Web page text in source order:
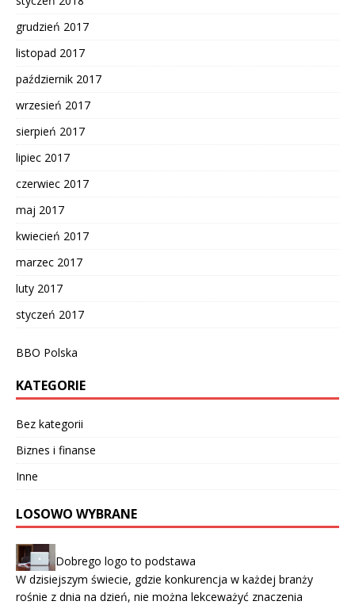
grudzień 2017
listopad 2017
październik 2017
wrzesień 2017
sierpień 2017
lipiec 2017
czerwiec 2017
maj 2017
kwiecień 2017
marzec 2017
luty 2017
styczeń 2017
BBO Polska
KATEGORIE
Bez kategorii
Biznes i finanse
Inne
LOSOWO WYBRANE
Dobrego logo to podstawa
W dzisiejszym świecie, gdzie konkurencja w każdej branży
rośnie z dnia na dzień, nie można lekceważyć znaczenia